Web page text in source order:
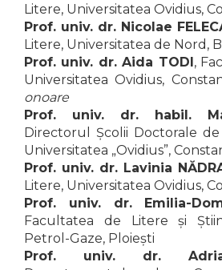
Litere, Universitatea Ovidius,
Prof. univ. dr. Nicolae
Litere, Universitatea de Nord,
Prof. univ. dr. Aida TODI,
Universitatea Ovidius,
onoare
Prof. univ. dr. habil.
Directorul Școlii Doctorale
Universitatea „Ovidius”,
Prof. univ. dr. Lavinia
Litere, Universitatea Ovidius,
Prof. univ. dr. Emilia-
Facultatea de Litere și
Petrol-Gaze, Ploiești
Prof. univ. dr. Adrian